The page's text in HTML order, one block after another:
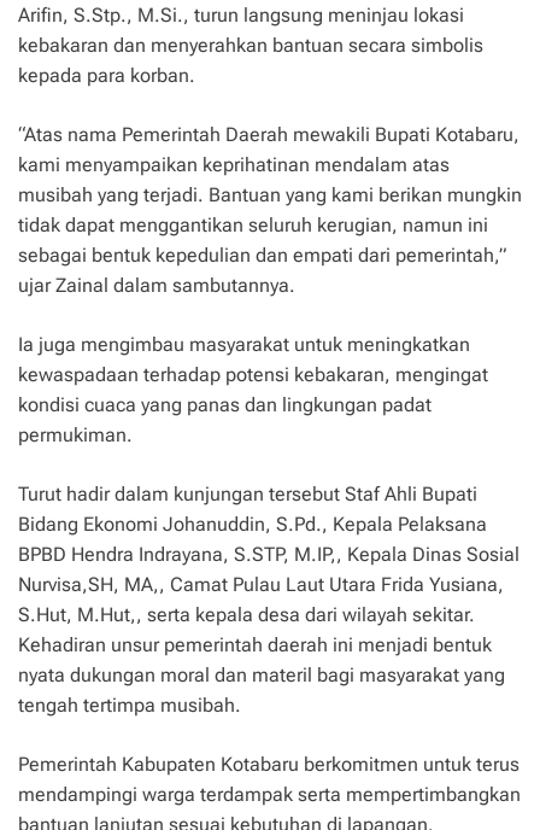
Arifin, S.Stp., M.Si., turun langsung meninjau lokasi
kebakaran dan menyerahkan bantuan secara simbolis
kepada para korban.
“Atas nama Pemerintah Daerah mewakili Bupati Kotabaru,
kami menyampaikan keprihatinan mendalam atas
musibah yang terjadi. Bantuan yang kami berikan mungkin
tidak dapat menggantikan seluruh kerugian, namun ini
sebagai bentuk kepedulian dan empati dari pemerintah,”
ujar Zainal dalam sambutannya.
Ia juga mengimbau masyarakat untuk meningkatkan
kewaspadaan terhadap potensi kebakaran, mengingat
kondisi cuaca yang panas dan lingkungan padat
permukiman.
Turut hadir dalam kunjungan tersebut Staf Ahli Bupati
Bidang Ekonomi Johanuddin, S.Pd., Kepala Pelaksana
BPBD Hendra Indrayana, S.STP, M.IP,, Kepala Dinas Sosial
Nurvisa,SH, MA,, Camat Pulau Laut Utara Frida Yusiana,
S.Hut, M.Hut,, serta kepala desa dari wilayah sekitar.
Kehadiran unsur pemerintah daerah ini menjadi bentuk
nyata dukungan moral dan materil bagi masyarakat yang
tengah tertimpa musibah.
Pemerintah Kabupaten Kotabaru berkomitmen untuk terus
mendampingi warga terdampak serta mempertimbangkan
bantuan lanjutan sesuai kebutuhan di lapangan.